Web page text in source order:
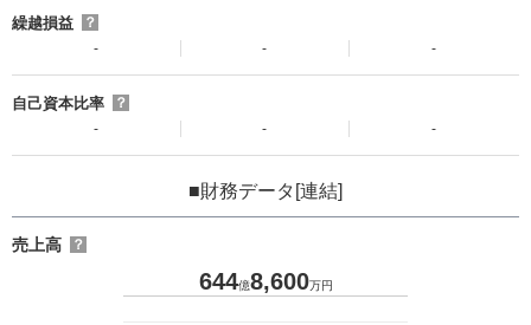
繰越損益
？
-
- -
自己資本比率
？
-
- -
■財務データ[連結]
売上高 ？
644億8,600万円